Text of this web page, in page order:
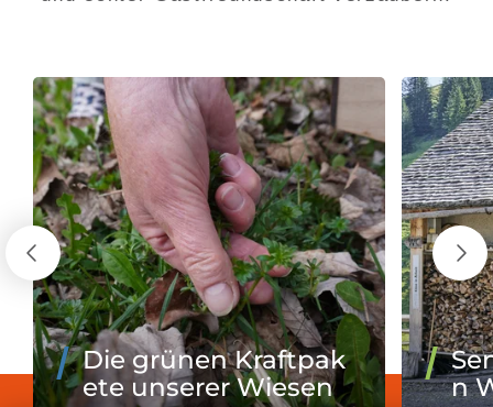
Die grünen Kraftpak
ete unserer Wiesen
n